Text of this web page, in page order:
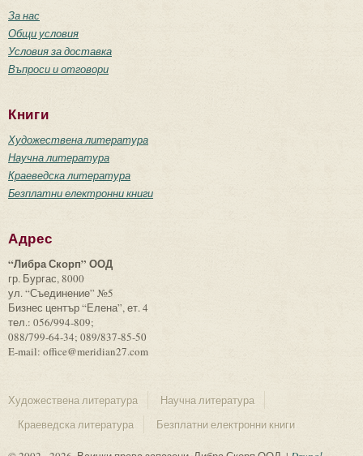
За нас
Общи условия
Условия за доставка
Въпроси и отговори
Книги
Художествена литература
Научна литература
Краеведска литература
Безплатни електронни книги
Адрес
“Либра Скорп” ООД
гр. Бургас, 8000
ул. “Съединение” №5
Бизнес център “Елена”, ет. 4
тел.: 056/994-809;
088/799-64-34; 089/837-85-50
E-mail: office@meridian27.com
Художествена литература
Научна литература
Краеведска литература
Безплатни електронни книги